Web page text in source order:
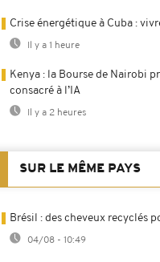
Crise énergétique à Cuba :
Il y a 1 heure
Kenya : la Bourse de Nairobi
consacré à l’IA
Il y a 2 heures
SUR LE MÊME PAYS
Brésil : des cheveux recyclés
04/08 - 10:49